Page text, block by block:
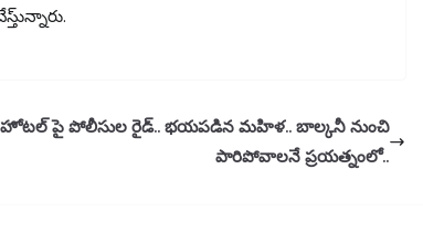
హోటల్ పై పోలీసుల రైడ్.. భయపడిన మహిళ.. బాల్కనీ నుంచి
పారిపోవాలనే ప్రయత్నంలో..